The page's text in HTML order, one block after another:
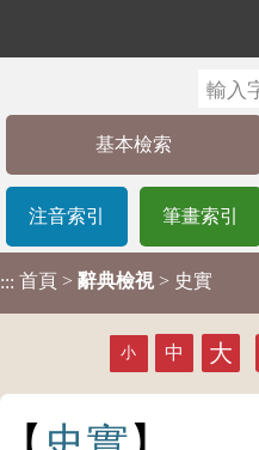
基本檢索
注音索引 筆畫索引
::: 首頁 > 辭典檢視 > 史實
小 中 大